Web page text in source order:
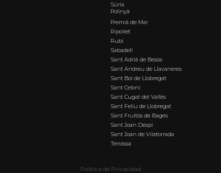
Súria
Polinyà
Premià de Mar
Ripollet
Rubí
Sabadell
Sant Adrià de Besòs
Sant Andreu de Llavaneres
Sant Boi de Llobregat
Sant Celoni
Sant Cugat del Vallès
Sant Feliu de Llobregat
Sant Fruitós de Bages
Sant Joan Despí
Sant Joan de Vilatorrada
Terrassa
Política de Privacidad